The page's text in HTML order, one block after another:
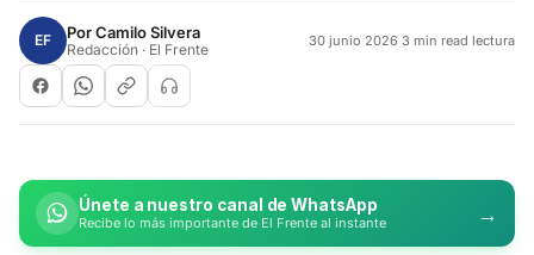
EF PorCamilo Silvera
Redacción · El Frente 30 junio 2026·3 min read lectura
Únete a nuestro canal de WhatsApp
Recibe lo más importante de El Frente al instante →